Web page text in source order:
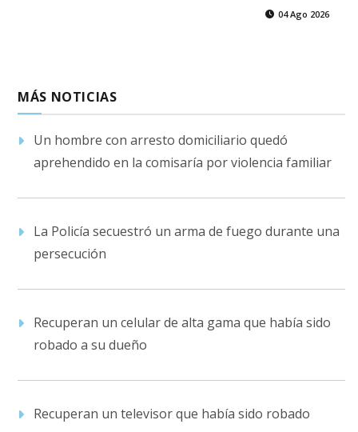
04 Ago 2026
MÁS NOTICIAS
Un hombre con arresto domiciliario quedó
aprehendido en la comisaría por violencia familiar
La Policía secuestró un arma de fuego durante una
persecución
Recuperan un celular de alta gama que había sido
robado a su dueño
Recuperan un televisor que había sido robado